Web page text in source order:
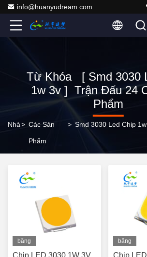
info@huanyudream.com
Từ Khóa [ Smd 3030
1w 3v ] Trận Đấu 24
Phẩm
Nhà> Các Sản
Phẩm
>
băng
hình
Chip LED 3030 1W 3V
băng
hình
Chip